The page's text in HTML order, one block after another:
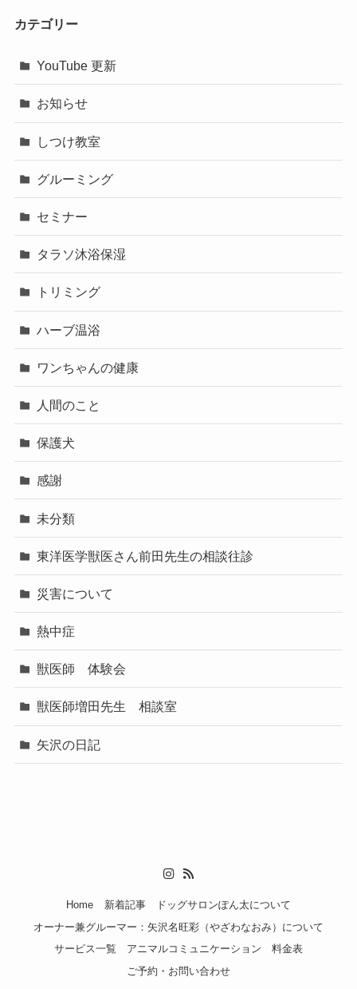
カテゴリー
YouTube 更新
お知らせ
しつけ教室
グルーミング
セミナー
タラソ沐浴保湿
トリミング
ハーブ温浴
ワンちゃんの健康
人間のこと
保護犬
感謝
未分類
東洋医学獣医さん前田先生の相談往診
災害について
熱中症
獣医師 体験会
獣医師増田先生 相談室
矢沢の日記
Home 新着記事
ドッグサロンぽん太について
オーナー兼グルーマー：矢沢名旺彩（やざわなおみ）について
サービス一覧
アニマルコミュニケーション
料金表
ご予約・お問い合わせ